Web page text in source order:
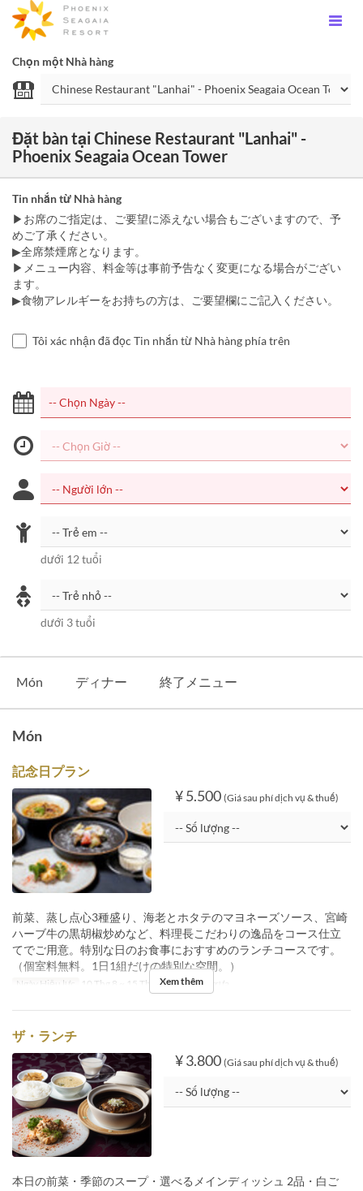
Chọn một Nhà hàng
Đặt bàn tại Chinese Restaurant "Lanhai" -
Phoenix Seagaia Ocean Tower
Tin nhắn từ Nhà hàng
▶お席のご指定は、ご要望に添えない場合もございますので、予
めご了承ください。
▶全席禁煙席となります。
▶メニュー内容、料金等は事前予告なく変更になる場合がござい
ます。
▶食物アレルギーをお持ちの方は、ご要望欄にご記入ください。
Tôi xác nhận đã đọc Tin nhắn từ Nhà hàng phía trên
dưới 12 tuổi
dưới 3 tuổi
Món ディナー 終了メニュー
Món
記念日プラン
¥ 5.500 (Giá sau phí dịch vụ & thuế)
前菜、蒸し点心3種盛り、海老とホタテのマヨネーズソース、宮崎
ハーブ牛の黒胡椒炒めなど、料理長こだわりの逸品をコース仕立
てでご用意。特別な日のお食事におすすめのランチコースです。
（個室料無料。1日1組だけの特別な空間。）
Ngày Hiệu lực 10 Thg 8 ~ 15 Thg 8 Bữa Bữa trưa
Xem thêm
ザ・ランチ
¥ 3.800 (Giá sau phí dịch vụ & thuế)
本日の前菜・季節のスープ・選べるメインディッシュ 2品・白ご